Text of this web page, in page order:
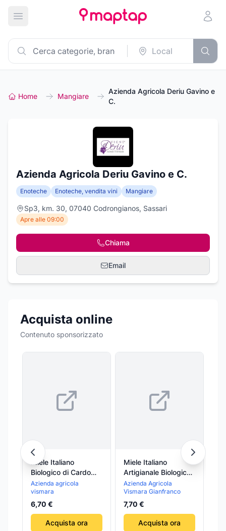
Apri menu principale
Home Mangiare
Azienda Agricola Deriu Gavino e
C.
Azienda Agricola Deriu Gavino e C.
Enoteche Enoteche, vendita vini Mangiare
Sp3, km. 30, 07040 Codrongianos, Sassari
Apre alle 09:00
Chiama
Email
Acquista online
Contenuto sponsorizzato
Miele Italiano
Biologico di Cardo
250g Azienda
Agricola Vismara
Azienda agricola
vismara
6,70 €
Acquista ora
Miele Italiano
Artigianale Biologico
di Timo 250g
Azienda Agricola
Vismara
Azienda Agricola
Vismara Gianfranco
7,70 €
Acquista ora